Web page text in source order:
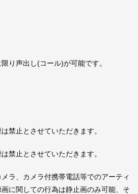
り声出し(コール)が可能です。
禁止とさせていただきます。
禁止とさせていただきます。
ラ、カメラ付携帯電話等でのアーティ
に関しての行為は静止画のみ可能、そ